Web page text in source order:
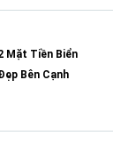
Mặt Tiền Biển
Bên Cạnh